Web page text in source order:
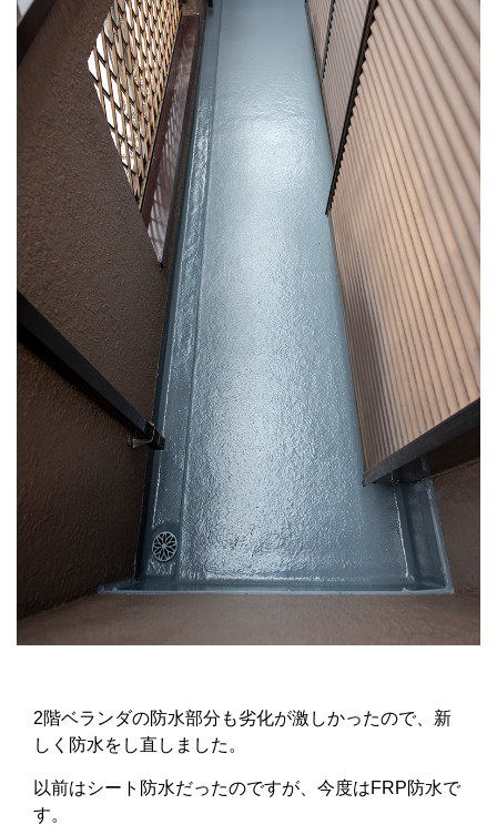
2階ベランダの防水部分も劣化が激しかったので、新
しく防水をし直しました。
以前はシート防水だったのですが、今度はFRP防水で
す。